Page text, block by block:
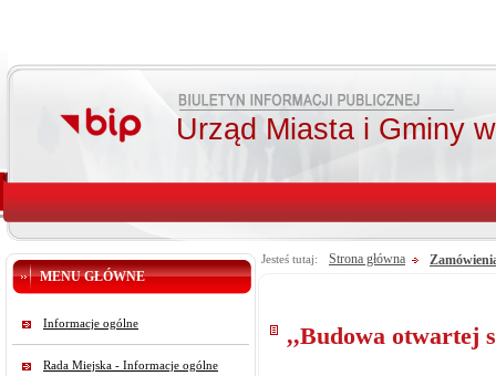
Urząd Miasta i Gminy
MENU GŁÓWNE
Informacje ogólne
Rada Miejska - Informacje ogólne
Jesteś tutaj: Strona główna
,,Budowa otwartej